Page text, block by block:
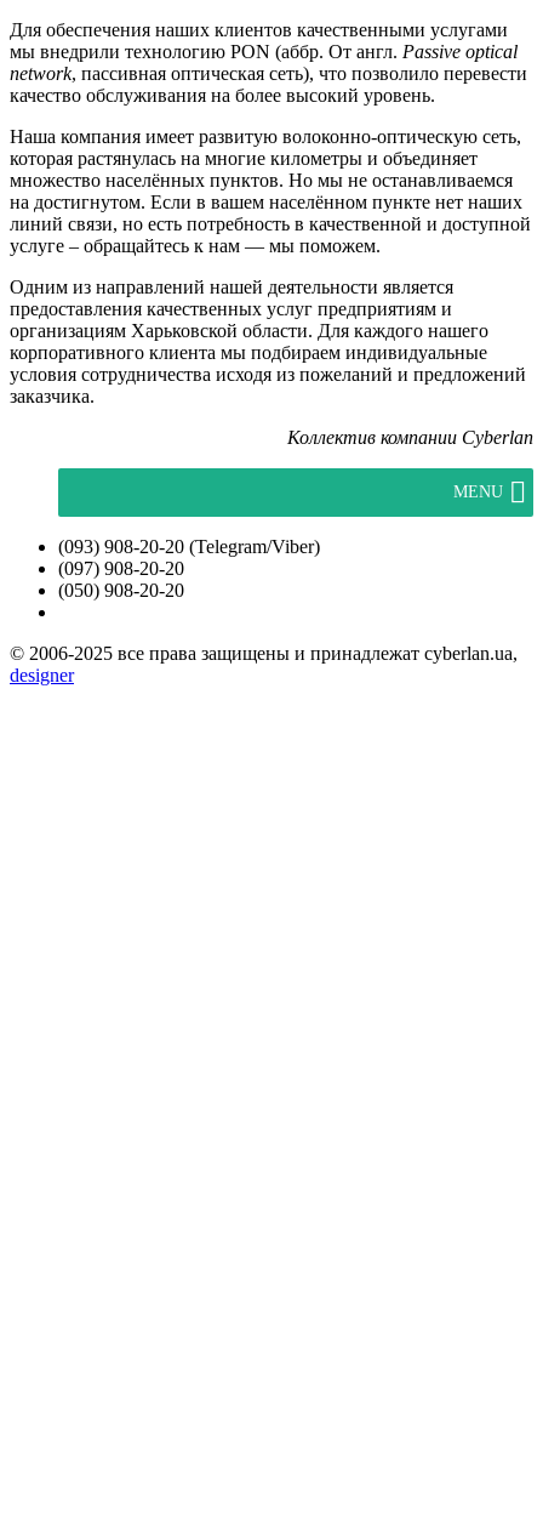
Для обеспечения наших клиентов качественными услугами
мы внедрили технологию PON (аббр. От англ. Passive optical
network, пассивная оптическая сеть), что позволило перевести
качество обслуживания на более высокий уровень.
Наша компания имеет развитую волоконно-оптическую сеть,
которая растянулась на многие километры и объединяет
множество населённых пунктов. Но мы не останавливаемся
на достигнутом. Если в вашем населённом пункте нет наших
линий связи, но есть потребность в качественной и доступной
услуге – обращайтесь к нам — мы поможем.
Одним из направлений нашей деятельности является
предоставления качественных услуг предприятиям и
организациям Харьковской области. Для каждого нашего
корпоративного клиента мы подбираем индивидуальные
условия сотрудничества исходя из пожеланий и предложений
заказчика.
Коллектив компании Cyberlan
MENU
(093) 908-20-20 (Telegram/Viber)
(097) 908-20-20
(050) 908-20-20
© 2006-2025 все права защищены и принадлежат cyberlan.ua,
designer